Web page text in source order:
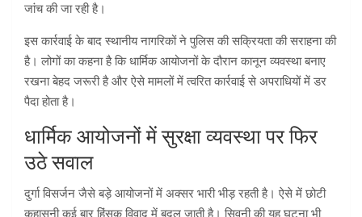
जांच की जा रही है।
इस कार्रवाई के बाद स्थानीय नागरिकों ने पुलिस की सक्रियता की सराहना की
है। लोगों का कहना है कि धार्मिक आयोजनों के दौरान कानून व्यवस्था बनाए
रखना बेहद जरूरी है और ऐसे मामलों में त्वरित कार्रवाई से अपराधियों में डर
पैदा होता है।
धार्मिक आयोजनों में सुरक्षा व्यवस्था पर फिर
उठे सवाल
दुर्गा विसर्जन जैसे बड़े आयोजनों में अक्सर भारी भीड़ रहती है। ऐसे में छोटी
कहासुनी कई बार हिंसक विवाद में बदल जाती है। सिवनी की यह घटना भी